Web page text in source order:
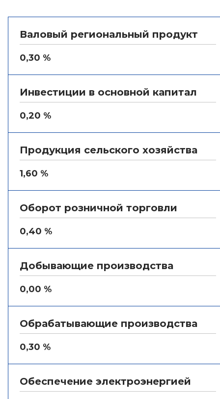
Валовый региональный продукт
0,30 %
Инвестиции в основной капитал
0,20 %
Продукция сельского хозяйства
1,60 %
Оборот розничной торговли
0,40 %
Добывающие производства
0,00 %
Обрабатывающие производства
0,30 %
Обеспечение электроэнергией